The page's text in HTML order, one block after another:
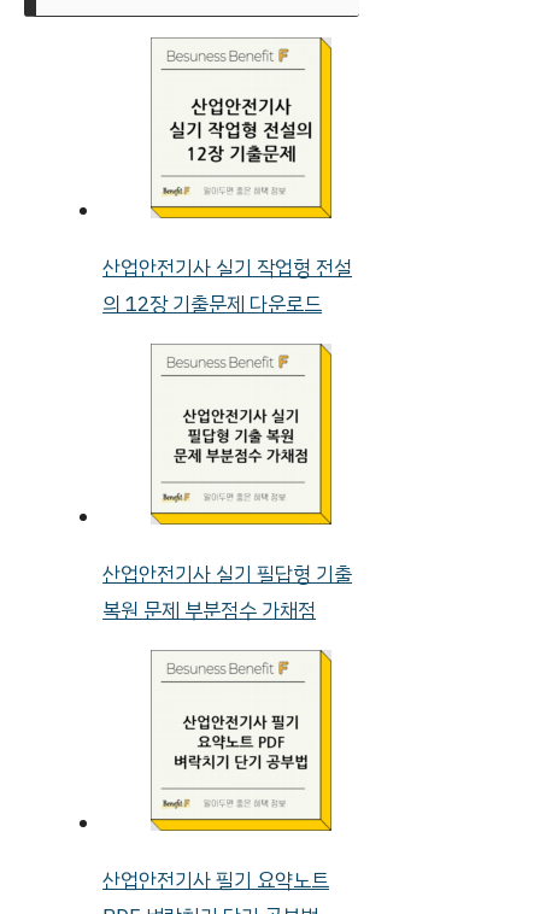
산업안전기사 실기 작업형 전설
의 12장 기출문제 다운로드
산업안전기사 실기 필답형 기출
복원 문제 부분점수 가채점
산업안전기사 필기 요약노트